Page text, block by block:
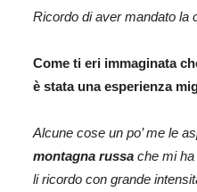
Ricordo di aver mandato la
Come ti eri immaginata
è stata una esperienza
Alcune cose un po’ me le
montagna russa che mi ha
li ricordo con grande